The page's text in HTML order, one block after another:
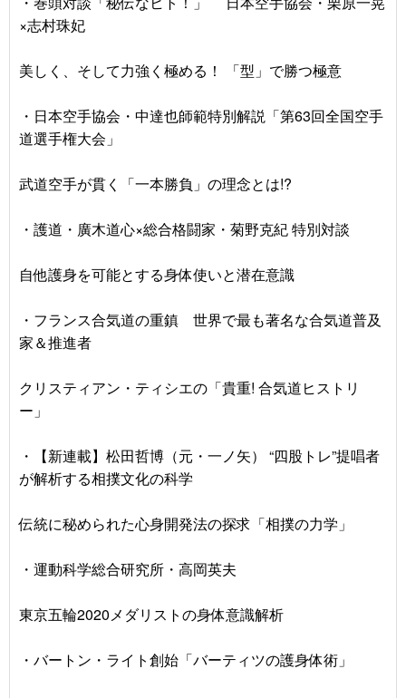
×志村珠妃
美しく、そして力強く極める！ 「型」で勝つ極意
・日本空手協会・中達也師範特別解説「第63回全国空手
道選手権大会」
武道空手が貫く「一本勝負」の理念とは!?
・護道・廣木道心×総合格闘家・菊野克紀 特別対談
自他護身を可能とする身体使いと潜在意識
・フランス合気道の重鎮 世界で最も著名な合気道普及
家＆推進者
クリスティアン・ティシエの「貴重! 合気道ヒストリ
ー」
・【新連載】松田哲博（元・一ノ矢） “四股トレ”提唱者
が解析する相撲文化の科学
伝統に秘められた心身開発法の探求「相撲の力学」
・運動科学総合研究所・高岡英夫
東京五輪2020メダリストの身体意識解析
・バートン・ライト創始「バーティツの護身体術」